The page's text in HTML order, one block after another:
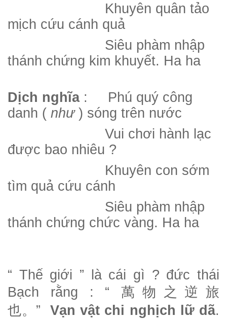
Khuyên quân tảo
mịch cứu cánh quả
Siêu phàm nhập
thánh chứng kim khuyết. Ha ha
Dịch nghĩa: Phú quý công
danh ( như ) sóng trên nước
Vui chơi hành lạc
được bao nhiêu ?
Khuyên con sớm
tìm quả cứu cánh
Siêu phàm nhập
thánh chứng chức vàng. Ha ha
“ Thế giới ” là cái gì ? đức thái
Bạch rằng : “ 萬物之逆旅
也。 ” Vạn vật chi nghịch lữ dã.